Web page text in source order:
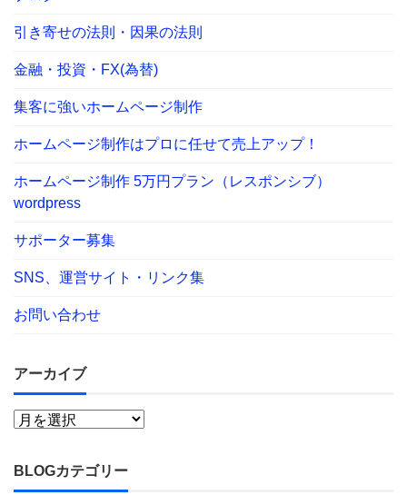
引き寄せの法則・因果の法則
金融・投資・FX(為替)
集客に強いホームページ制作
ホームページ制作はプロに任せて売上アップ！
ホームページ制作 5万円プラン（レスポンシブ）
wordpress
サポーター募集
SNS、運営サイト・リンク集
お問い合わせ
アーカイブ
BLOGカテゴリー